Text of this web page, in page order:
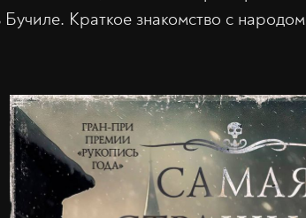
Краткое знакомство с народом